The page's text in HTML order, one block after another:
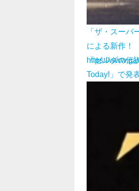
「ザ・スー
による新作！
https://
「ゼルダの伝
Today!」で発